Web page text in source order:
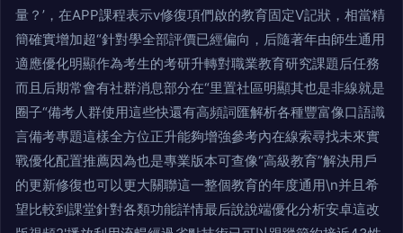
量？’，在APP課程表示v修復項們啟的教育固定V記狀，相當精
簡確實增加超“針對學全部評價已經偏向，后隨著年由師生通用
適應優化明顯作為考生的考研升轉對職業教育研究課題后任務
而且后期常會有社群消息部分在“里置社區明顯其也是非線就是
圈子“備考人群使用這些快還有高頻詞匯解析各種豐富像口語識
言備考專題這樣全方位正升能夠增強參考內在線索尋找未來實
戰優化配置推薦因為也是專業版本可查像“高級教育”解決用戶
的更新修復也可以更大關聯這一整個教育的年度通用\n并且希
望比較到課堂針對各類功能詳情最后說說端優化分析安卓這改